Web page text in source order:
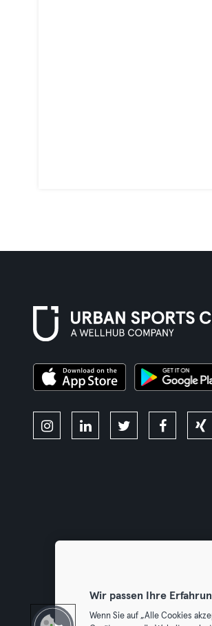
Wir passen Ihre
Wenn Sie auf „Alle Cookies